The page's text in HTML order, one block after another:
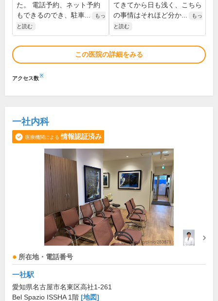
た。 電話予約、ネット予約
もできるのでき、駐車...
もっ
と読む
てきてから日も浅く、こちら
の事情はそれほど分か...
もっ
と読む
この医院の詳細をみる
アクセス数※
一社内科
医療機関による 情報認証済み
所在地・電話番号
一社駅
愛知県名古屋市名東区高社1-261
Bel Spazio ISSHA 1階 [地図]